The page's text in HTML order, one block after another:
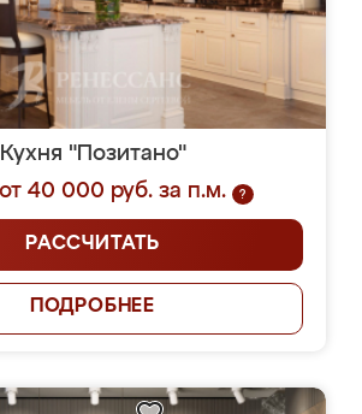
Кухня "Позитано"
40 000 руб. за п.м.
?
РАССЧИТАТЬ
ПОДРОБНЕЕ